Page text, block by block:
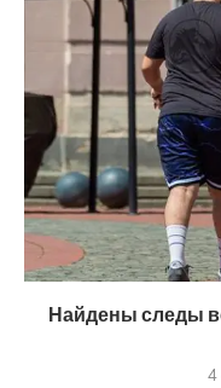
Найдены следы
4